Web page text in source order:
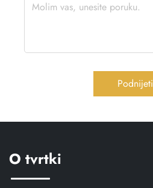
Podnijeti
O tvrtki